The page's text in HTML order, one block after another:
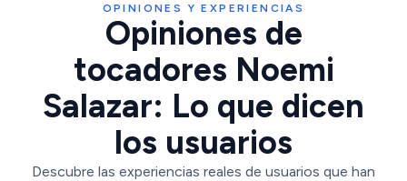
OPINIONES Y EXPERIENCIAS
Opiniones de
tocadores Noemi
Salazar: Lo que dicen
los usuarios
Descubre las experiencias reales de usuarios que han